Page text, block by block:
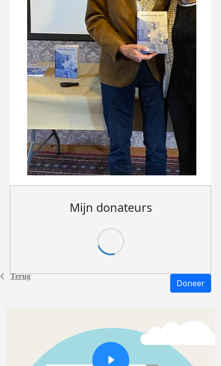
Terug
Mijn donateurs
Doneer